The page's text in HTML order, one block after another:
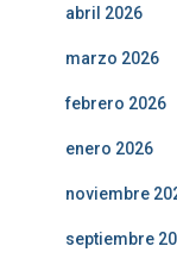
abril 2026
marzo 2026
febrero 2026
enero 2026
noviembre
septiembre